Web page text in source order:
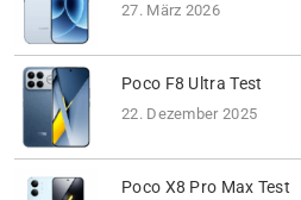
27. März 2026
Poco F8 Ultra Test
22. Dezember 2025
Poco X8 Pro Max Test